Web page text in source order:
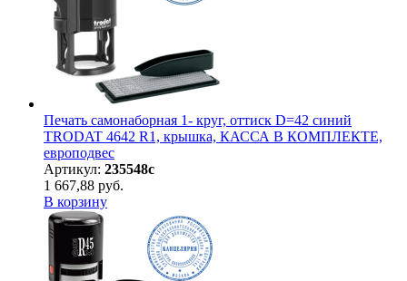
Печать самонаборная 1- круг, оттиск D=42 синий
TRODAT 4642 R1, крышка, КАССА В КОМПЛЕКТЕ,
европодвес
Артикул: 235548с
1 667,88 руб.
В корзину